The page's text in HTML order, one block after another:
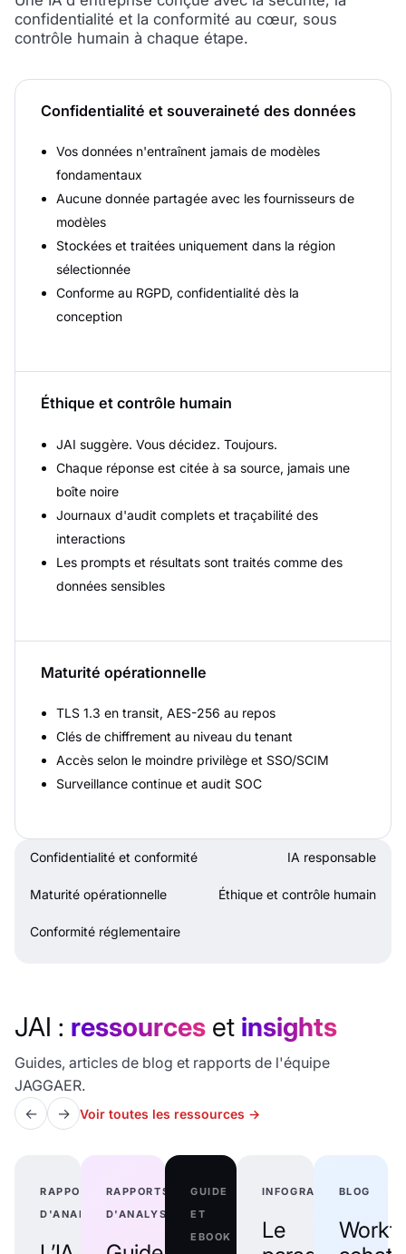
confidentialité et la conformité au cœur, sous
contrôle humain à chaque étape.
Confidentialité et souveraineté des données
Vos données n'entraînent jamais de modèles
fondamentaux
Aucune donnée partagée avec les fournisseurs de
modèles
Stockées et traitées uniquement dans la région
sélectionnée
Conforme au RGPD, confidentialité dès la
conception
Éthique et contrôle humain
JAI suggère. Vous décidez. Toujours.
Chaque réponse est citée à sa source, jamais une
boîte noire
Journaux d'audit complets et traçabilité des
interactions
Les prompts et résultats sont traités comme des
données sensibles
Maturité opérationnelle
TLS 1.3 en transit, AES-256 au repos
Clés de chiffrement au niveau du tenant
Accès selon le moindre privilège et SSO/SCIM
Surveillance continue et audit SOC
Confidentialité et conformité IA responsable
Maturité opérationnelle Éthique et contrôle humain
Conformité réglementaire
JAI : ressources et insights
Guides, articles de blog et rapports de l'équipe
JAGGAER.
←
→ Voir toutes les ressources →
RAPPORTS
D'ANALYSTES
RAPPORTS
D'ANALYSTES
GUIDE
ET
EBOOK
INFOGRAPHIE
Le
BLOG